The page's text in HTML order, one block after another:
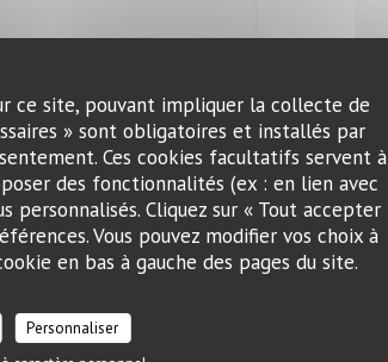
ce site, pouvant impliquer la collecte de
» sont obligatoires et installés par
Ces cookies facultatifs servent à
des fonctionnalités (ex : en lien avec
personnalisés. Cliquez sur « Tout accepter
Vous pouvez modifier vos choix à
en bas à gauche des pages du site.
Personnaliser
3/5 Cuisine:1/5 Qualité / Prix :1/5
auch enttäuscht, deshalb nie
5 /5 Cuisine:5/5 Qualité / Prix